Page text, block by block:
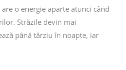
o energie aparte atunci când
Străzile devin mai
până târziu în noapte, iar